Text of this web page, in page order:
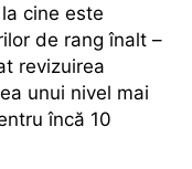
cine este
de rang înalt –
revizuirea
unui nivel mai
încă 10